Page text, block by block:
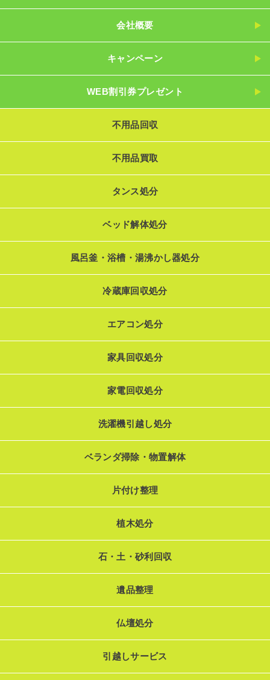
会社概要
キャンペーン
WEB割引券プレゼント
不用品回収
不用品買取
タンス処分
ベッド解体処分
風呂釜・浴槽・湯沸かし器処分
冷蔵庫回収処分
エアコン処分
家具回収処分
家電回収処分
洗濯機引越し処分
ベランダ掃除・物置解体
片付け整理
植木処分
石・土・砂利回収
遺品整理
仏壇処分
引越しサービス